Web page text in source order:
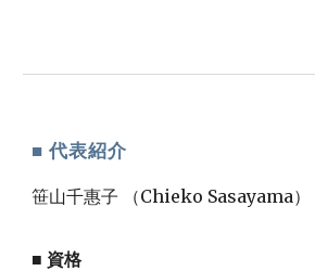
■ 代表紹介
笹山千惠子 （Chieko Sasayama）
■ 資格